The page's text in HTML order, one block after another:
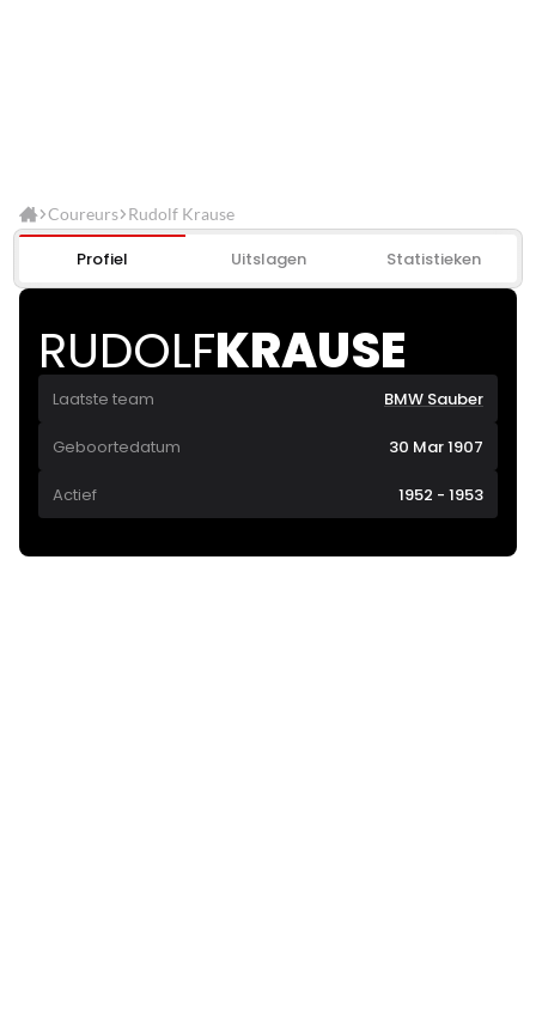
Coureurs Rudolf Krause
Profiel Uitslagen Statistieken
RUDOLFKRAUSE
Laatste team BMW Sauber
Geboortedatum 30 Mar 1907
Actief 1952 - 1953